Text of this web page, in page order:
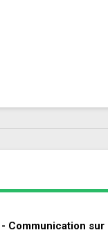
- Communication sur